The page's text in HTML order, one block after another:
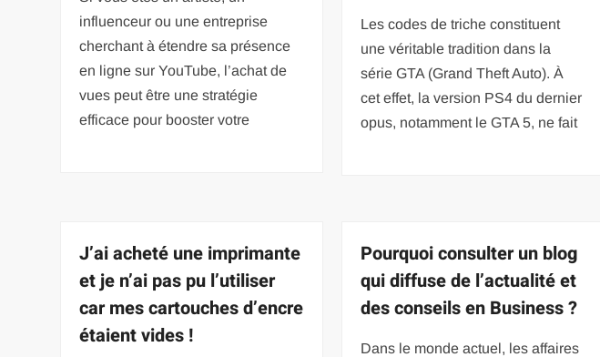
influenceur ou une entreprise
cherchant à étendre sa présence
en ligne sur YouTube, l’achat de
vues peut être une stratégie
efficace pour booster votre
Les codes de triche constituent
une véritable tradition dans la
série GTA (Grand Theft Auto). À
cet effet, la version PS4 du dernier
opus, notamment le GTA 5, ne fait
J’ai acheté une imprimante
et je n’ai pas pu l’utiliser
car mes cartouches d’encre
étaient vides !
Pourquoi consulter un blog
qui diffuse de l’actualité et
des conseils en Business ?
Dans le monde actuel, les affaires